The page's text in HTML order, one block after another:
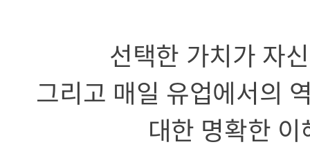
선택한 가치가 자
그리고 매일 유업에서의
대한 명확한